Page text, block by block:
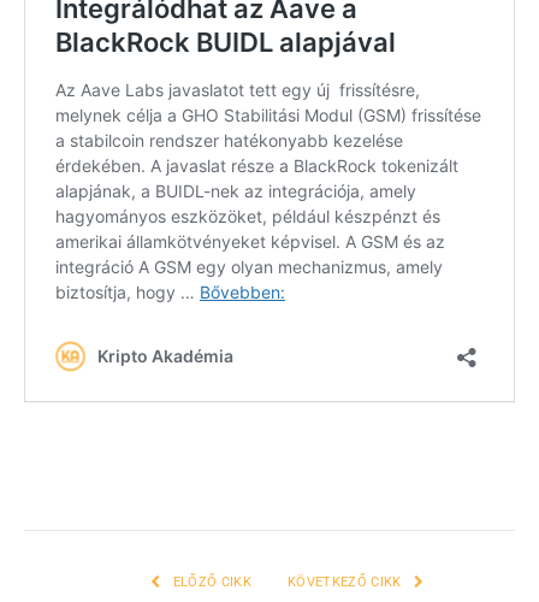
ELŐZŐ CIKK KÖVETKEZŐ CIKK